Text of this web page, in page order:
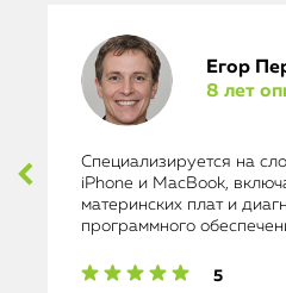
Егор
8 лет
Специализируется на
iPhone и MacBook,
материнских плат и
программного
5